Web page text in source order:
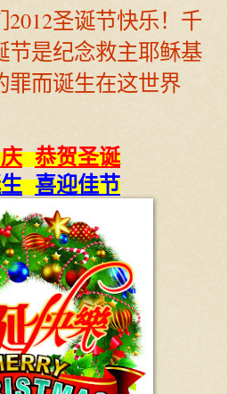
圣诞节快乐！千
节是纪念救主耶稣基
罪而诞生在这世界
恭贺圣诞
喜迎佳节